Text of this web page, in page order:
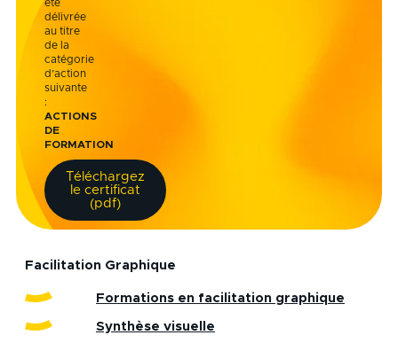
été
délivrée
au titre
de la
catégorie
d’action
suivante
:
ACTIONS
DE
FORMATION
Téléchargez
le certificat
(pdf)
Facilitation Graphique
Formations en facilitation graphique
Synthèse visuelle